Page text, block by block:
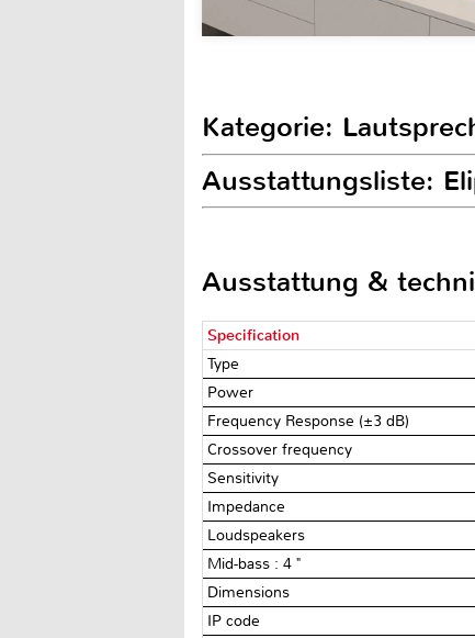
Kategorie:
Ausstattungsliste:
Ausstattung &
Specification
Type
Power
Frequency Response (±3 dB)
Crossover frequency
Sensitivity
Impedance
Loudspeakers
Mid-bass : 4 "
Dimensions
IP code